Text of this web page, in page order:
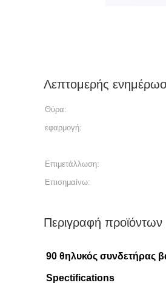
Λεπτομερής
Θύρα:
εφαρμογή:
Επιμετάλλωση:
Επισημαίνω:
Περιγραφή προϊόντων
90 θηλυκός συνδετήρας
Spectifications